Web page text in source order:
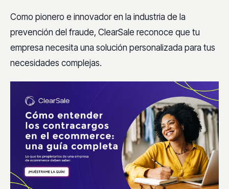
Como pionero e innovador en la industria de la
prevención del fraude, ClearSale reconoce que tu
empresa necesita una solución personalizada para tus
necesidades complejas.